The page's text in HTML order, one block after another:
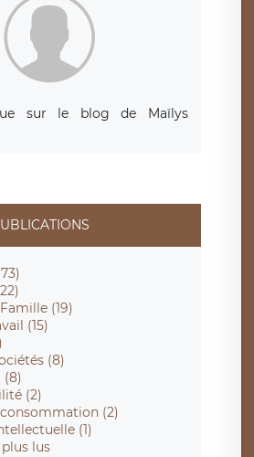
sur le blog de Maïlys
(19)
(15)
(8)
(8)
(2)
(2)
(1)
lus